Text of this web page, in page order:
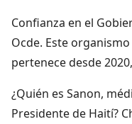
Confianza en el
Ocde. Este
pertenece desde
¿Quién es Sanon,
Presidente de Haití?